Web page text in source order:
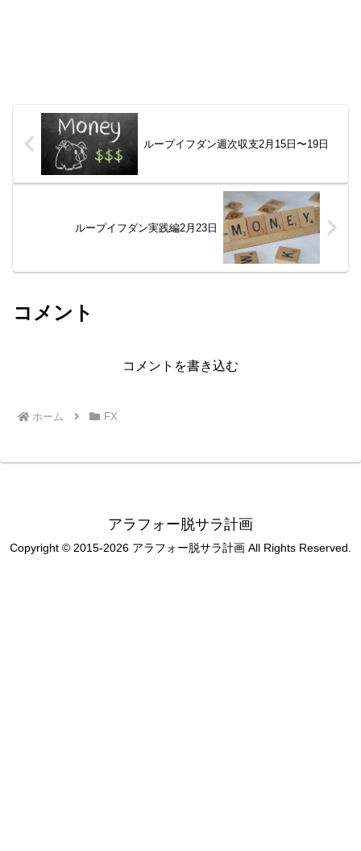
ループイフダン週次収支2月15日〜19日
ループイフダン実践編2月23日
コメント
コメントを書き込む
ホーム FX
アラフォー脱サラ計画
Copyright © 2015-2026 アラフォー脱サラ計画 All Rights Reserved.